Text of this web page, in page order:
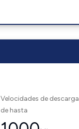
Velocidades de descarga
de hasta